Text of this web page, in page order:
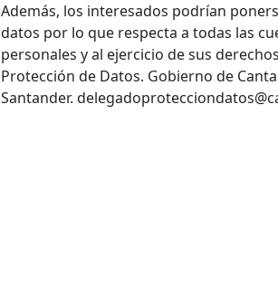
Además, los interesados podrían
datos por lo que respecta a todas las
personales y al ejercicio de sus
Protección de Datos. Gobierno de
Santander.